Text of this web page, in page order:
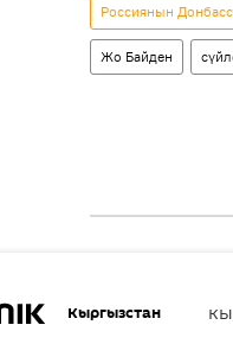
Россиянын
Жо Байден
Кыргызстан